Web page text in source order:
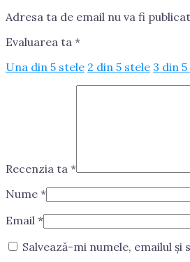
Adresa ta de email nu va fi
Evaluarea ta *
Una din 5 stele 2 din 5 stele 3 din
Recenzia ta *
Nume *
Email *
Salvează-mi numele, emailul